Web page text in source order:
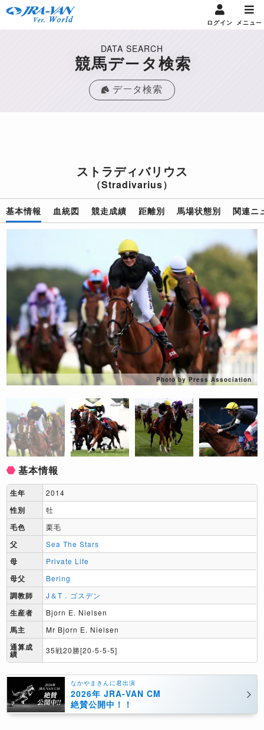
ログイン メニュー
DATA SEARCH
競馬データ検索
データ検索
ストラディバリウス
（Stradivarius）
基本情報 血統図 競走成績 距離別 馬場状態別 関連ニ
Photo by Press Association
基本情報
生年 2014
性別 牡
毛色 栗毛
父 Sea The Stars
母 Private Life
母父 Bering
調教師 J＆T．ゴスデン
生産者 Bjorn E. Nielsen
馬主 Mr Bjorn E. Nielsen
通算成
績 35戦20勝[20-5-5-5]
なかやまきんに君出演
2026年 JRA-VAN CM
絶賛公開中！！